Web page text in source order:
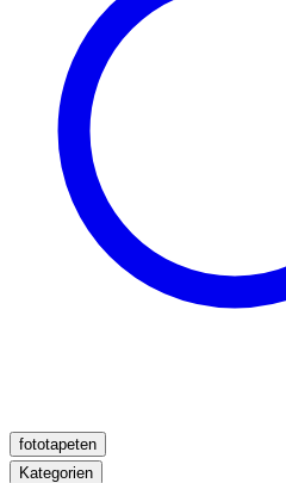
fototapeten
Kategorien